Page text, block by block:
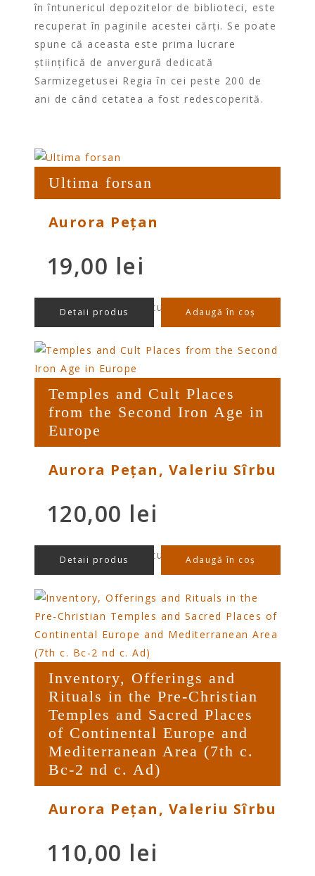
în întunericul depozitelor de biblioteci, este
recuperat în paginile acestei cărți. Se poate
spune că aceasta este prima lucrare
științifică de anvergură dedicată
Sarmizegetusei Regia în cei peste 200 de
ani de când cetatea a fost redescoperită.
Ultima forsan
Aurora Pețan
19,00 lei
preț/buc cu TVA
Detaii produs Adaugă în coș
Temples and Cult Places
from the Second Iron Age in
Europe
Aurora Pețan, Valeriu Sîrbu
120,00 lei
preț/buc cu TVA
Detaii produs Adaugă în coș
Inventory, Offerings and
Rituals in the Pre-Christian
Temples and Sacred Places
of Continental Europe and
Mediterranean Area (7th c.
Bc-2 nd c. Ad)
Aurora Pețan, Valeriu Sîrbu
110,00 lei